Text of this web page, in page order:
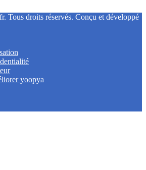
Tous droits réservés. Conçu et développé
yoopya